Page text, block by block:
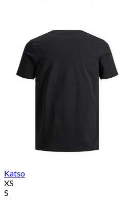
Katso
XS
S